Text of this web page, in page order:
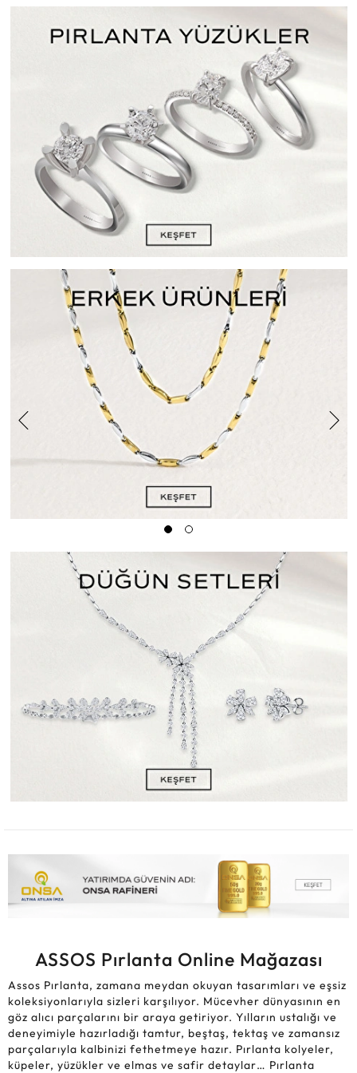
ASSOS Pırlanta Online Mağazası
Assos Pırlanta, zamana meydan okuyan tasarımları ve eşsiz
koleksiyonlarıyla sizleri karşılıyor. Mücevher dünyasının en
göz alıcı parçalarını bir araya getiriyor. Yılların ustalığı ve
deneyimiyle hazırladığı tamtur, beştaş, tektaş ve zamansız
parçalarıyla kalbinizi fethetmeye hazır. Pırlanta kolyeler,
küpeler, yüzükler ve elmas ve safir detaylar… Pırlanta